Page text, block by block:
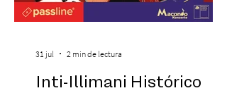
Inti-Illimani Histórico
31 jul 2 min de lectura